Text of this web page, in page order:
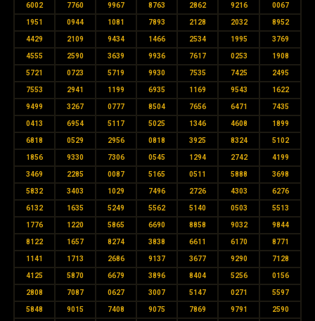
6002 7760 9967 8763 2862 9216 0067
1951 0944 1081 7893 2128 2032 8952
4429 2109 9434 1466 2534 1995 3769
4555 2590 3639 9936 7617 0253 1908
5721 0723 5719 9930 7535 7425 2495
7553 2941 1199 6935 1169 9543 1622
9499 3267 0777 8504 7656 6471 7435
0413 6954 5117 5025 1346 4608 1899
6818 0529 2956 0818 3925 8324 5102
1856 9330 7306 0545 1294 2742 4199
3469 2285 0087 5165 0511 5888 3698
5832 3403 1029 7496 2726 4303 6276
6132 1635 5249 5562 5140 0503 5513
1776 1220 5865 6690 8858 9032 9844
8122 1657 8274 3838 6611 6170 8771
1141 1713 2686 9137 3677 9290 7128
4125 5870 6679 3896 8404 5256 0156
2808 7087 0627 3007 5147 0271 5597
5848 9015 7408 9075 7869 9791 2590